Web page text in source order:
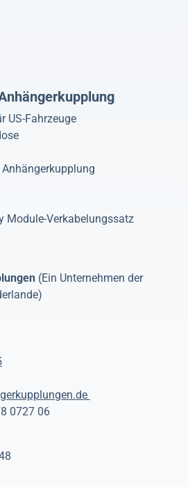
US-Fahrzeuge
Module-Verkabelungssatz
(Ein Unternehmen der
0727 06